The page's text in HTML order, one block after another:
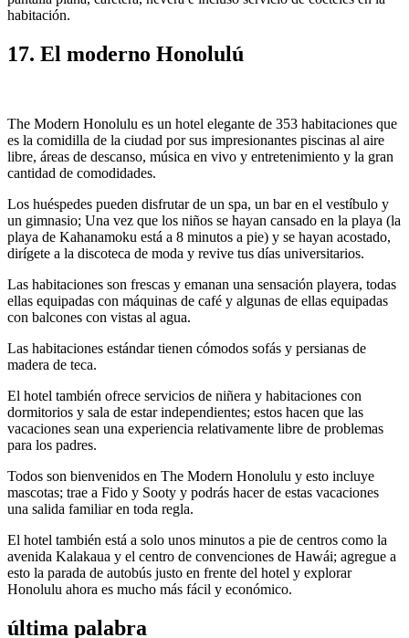
habitación.
17. El moderno Honolulú
The Modern Honolulu es un hotel elegante de 353 habitaciones que
es la comidilla de la ciudad por sus impresionantes piscinas al aire
libre, áreas de descanso, música en vivo y entretenimiento y la gran
cantidad de comodidades.
Los huéspedes pueden disfrutar de un spa, un bar en el vestíbulo y
un gimnasio; Una vez que los niños se hayan cansado en la playa (la
playa de Kahanamoku está a 8 minutos a pie) y se hayan acostado,
dirígete a la discoteca de moda y revive tus días universitarios.
Las habitaciones son frescas y emanan una sensación playera, todas
ellas equipadas con máquinas de café y algunas de ellas equipadas
con balcones con vistas al agua.
Las habitaciones estándar tienen cómodos sofás y persianas de
madera de teca.
El hotel también ofrece servicios de niñera y habitaciones con
dormitorios y sala de estar independientes; estos hacen que las
vacaciones sean una experiencia relativamente libre de problemas
para los padres.
Todos son bienvenidos en The Modern Honolulu y esto incluye
mascotas; trae a Fido y Sooty y podrás hacer de estas vacaciones
una salida familiar en toda regla.
El hotel también está a solo unos minutos a pie de centros como la
avenida Kalakaua y el centro de convenciones de Hawái; agregue a
esto la parada de autobús justo en frente del hotel y explorar
Honolulu ahora es mucho más fácil y económico.
última palabra